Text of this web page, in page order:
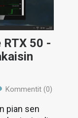
50 -
Kommentit (0)
pian sen